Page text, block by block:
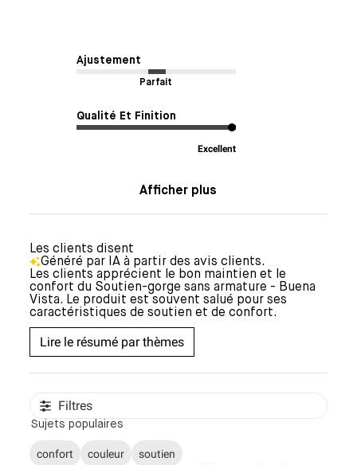
Ajustement
Parfait
Qualité Et Finition
Excellent
Afficher plus
Les clients disent
Généré par IA à partir des avis clients.
Les clients apprécient le bon maintien et le
confort du Soutien-gorge sans armature - Buena
Vista. Le produit est souvent salué pour ses
caractéristiques de soutien et de confort.
Lire le résumé par thèmes
Filtres
Sujets populaires
confort couleur soutien